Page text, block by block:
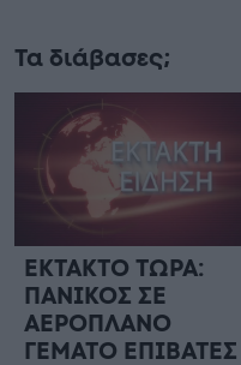
Τα διάβασες;
ΕΚΤΑΚΤΟ ΤΩΡΑ:
ΠΑΝΙΚΟΣ ΣΕ
ΑΕΡΟΠΛΑΝΟ
ΓΕΜΑΤΟ ΕΠΙΒΑΤΕΣ